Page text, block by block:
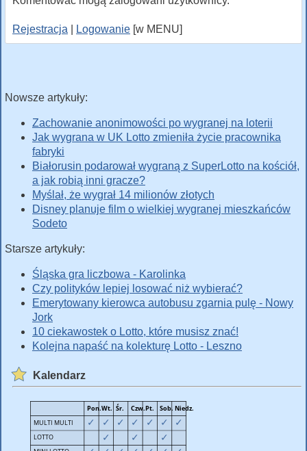
Rejestracja Logowanie [w MENU]
Nowsze artykuły:
Zachowanie anonimowości po wygranej na loterii
Jak wygrana w UK Lotto zmieniła życie pracownika
fabryki
Białorusin podarował wygraną z SuperLotto na kościół,
a jak robią inni gracze?
Myślał, że wygrał 14 milionów złotych
Disney planuje film o wielkiej wygranej mieszkańców
Sodeto
Starsze artykuły:
Śląska gra liczbowa - Karolinka
Czy polityków lepiej losować niż wybierać?
Emerytowany kierowca autobusu zgarnia pulę - Nowy
Jork
10 ciekawostek o Lotto, które musisz znać!
Kolejna napaść na kolekturę Lotto - Leszno
Kalendarz